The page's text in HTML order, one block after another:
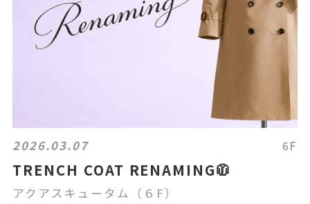
2026.03.07 6F
TRENCH COAT RENAMING🧥
アクアスキュータム（６F）